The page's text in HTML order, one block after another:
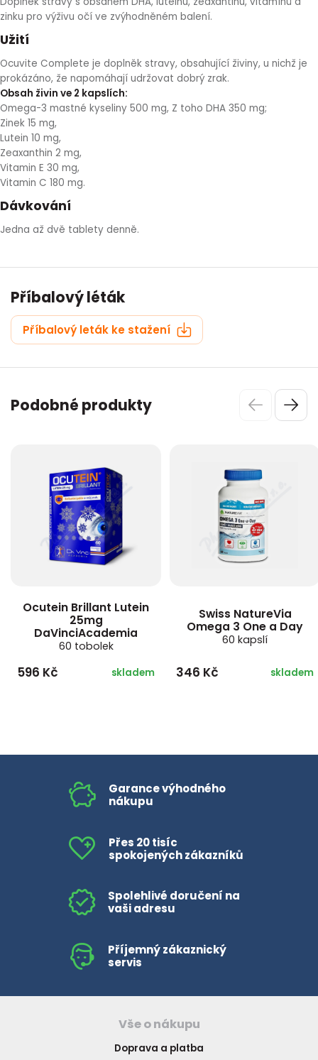
HLÍVA ÚSTŘIČNÁ
ŠÍPEK
DETOXIKAČNÍ OČISTA ORGANISMU
ŠTÍTNÁ ŽLÁZA
KOENZYM Q10
SPECIÁLNÍ PÉČE O PLEŤ
AROMATERAPIE
PÉČE O POPRSÍ
zinku pro výživu očí ve zvýhodněném balení.
Užití
Ocuvite Complete je doplněk stravy, obsahující živiny, u nichž je
prokázáno, že napomáhají udržovat dobrý zrak.
Obsah živin ve 2 kapslích:
Omega-3 mastné kyseliny 500 mg, Z toho DHA 350 mg;
Zinek 15 mg,
Lutein 10 mg,
Zeaxanthin 2 mg,
Vitamin E 30 mg,
Vitamin C 180 mg.
Dávkování
Jedna až dvě tablety denně.
Příbalový léták
Příbalový leták ke stažení
Podobné produkty
Ocutein Brillant Lutein
25mg
DaVinciAcademia
60 tobolek
596 Kč skladem
Swiss NatureVia
Omega 3 One a Day
60 kapslí
346 Kč skladem
Garance výhodného
nákupu
Přes 20 tisíc
spokojených zákazníků
Spolehlivé doručení na
vaši adresu
Příjemný zákaznický
servis
Vše o nákupu
Doprava a platba